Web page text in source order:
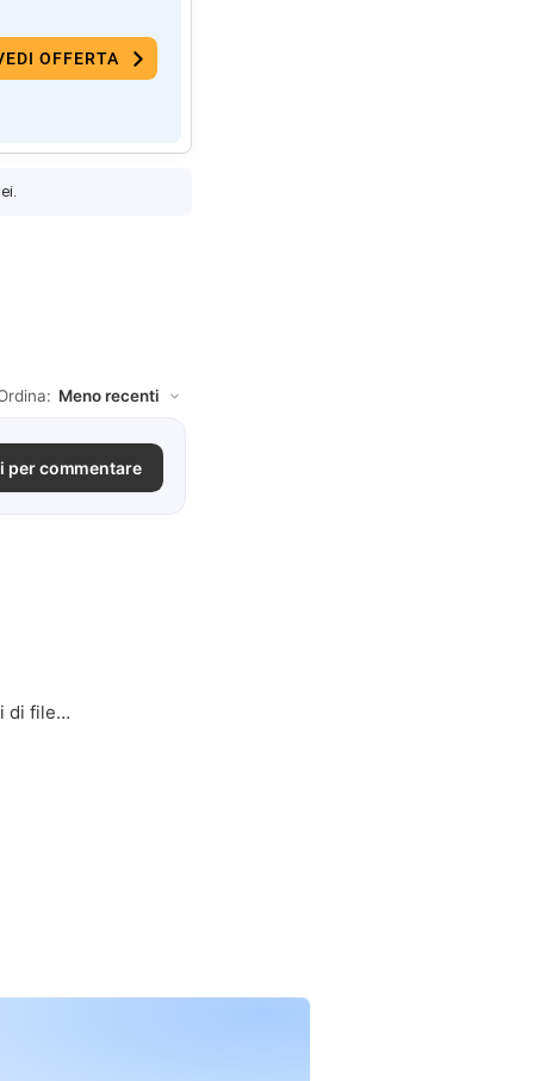
OFFERTA
per commentare
di file…